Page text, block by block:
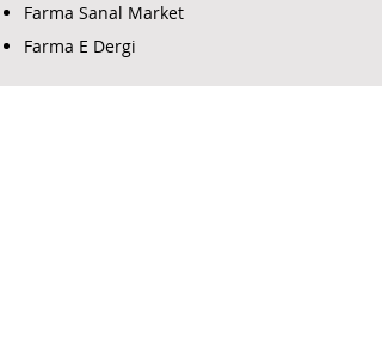
Farma Sanal Market
Farma E Dergi
Farma E-Ticaret